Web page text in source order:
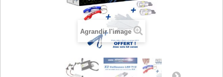
Agrandir l'image